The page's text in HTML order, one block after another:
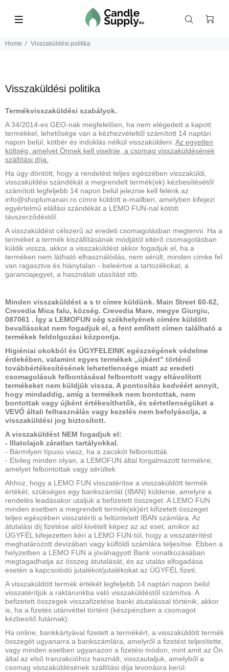
Home Visszaküldési politika
Visszaküldési politika
Termékvisszaküldési szabályok.
A 34/2014-es GEO-nak megfelelően, ha nem elégedett a kapott
termékkel, lehetősége van a kézhezvételtől számított 14 naptári
napon belül, kötbér és indoklás nélkül visszaküldeni. Az egyetlen
költség, amelyet Önnek kell viselnie, a csomag visszaküldésének
szállítási díja.
Ha úgy döntött, hogy a rendelést teljes egészében visszaküldi,
visszaküldési szándékát a megrendelt termék(ek) kézbesítésétől
számított legfeljebb 14 napon belül jeleznie kell felénk az
info@shoplumanari.ro címre küldött e-mailben, amelyben kifejezi
egyértelmű elállási szándékát a LEMO FUN-nal kötött
távszerződéstől.
A visszaküldést célszerű az eredeti csomagolásban megtenni. Ha a
terméket a termék kiszállításának módjától eltérő csomagolásban
küldik vissza, akkor a visszaküldést akkor fogadjuk el, ha a
terméken nem látható elhasználódás, nem sérült, minden címke fel
van ragasztva és hiánytalan - beleértve a tartozékokat, a
garanciajegyet, a használati utasítást stb.
Minden visszaküldést a s tr címre küldünk. Main Street 60-62,
Crevedia Mica falu, község. Crevedia Mare, megye Giurgiu,
087061 . Így a LEMOFUN cég székhelyének címére küldött
bevallásokat nem fogadjuk el, a fent említett címen található a
termékek feldolgozási központja.
Higiéniai okokból és ÜGYFELEINK egészségének védelme
érdekében, valamint egyes termékek „újként” történő
továbbértékesítésének lehetetlensége miatt az eredeti
csomagolásuk felbontásával felbontott vagy eltávolított
termékeket nem küldjük vissza. A pontosítás kedvéért annyit,
hogy mindaddig, amíg a termékek nem bontottak, nem
bontottak vagy újként értékesíthetők, és sértetlenségüket a
VEVŐ általi felhasználás vagy kezelés nem befolyásolja, a
visszaküldési jog biztosított.
A visszaküldést NEM fogadjuk el:
- Illatolajok záratlan tartályokkal.
- Bármilyen típusú viasz, ha a zacskót felbontották.
- Elvileg minden olyan, a LEMOFUN által forgalmazott termékre,
amelyet felbontottak vagy sérültek
Ahhoz, hogy a LEMO FUN visszatérítse a visszaküldött termék
értékét, szükséges egy bankszámlát (IBAN) küldenie, amelyre a
rendelés leadásakor utaljuk a befizetett összeget. A LEMO FUN
minden esetben a megrendelt termék(ek)ért kifizetett összeget
teljes egészében visszatéríti a feltüntetett IBAN számlára. Az
átutalási díj fizetése alól kivételt képez az az eset, amikor az
ÜGYFÉL kifejezetten kéri a LEMO FUN-tól, hogy a visszatérítést
meghatározott devizában vagy külföldi számlára teljesítse. Ebben a
helyzetben a LEMO FUN a jóváhagyott Bank vonatkozásában
megtagadhatja az összeg átutalását, és az utalás elfogadása
esetén a kapcsolódó jutalékot/jutalékokat az ÜGYFÉL fizeti.
A visszaküldött termék értékét legfeljebb 14 naptári napon belül
visszatérítjük a raktárunkba való visszaküldéstől számítva. A
befizetett összegek visszafizetése banki átutalással történik, akkor
is, ha a fizetés utánvéttel történt (készpénzben a csomagot
kézbesítő futárnak).
Ha online, bankkártyával fizetett a termékért, a visszaküldött termék
összegét ugyanarra a bankszámlára, amelyről a fizetést teljesítette,
vagy minden esetben ugyanazon a fizetési módon, mint amit az Ön
által az első tranzakcióhoz használt, visszautaljuk, amelyből a
csomag visszaküldésének szállítási díja levonásra kerül.